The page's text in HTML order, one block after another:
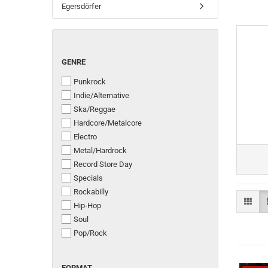
Egersdörfer
GENRE
GENRE
Punkrock
Indie/Alternative
Ska/Reggae
Hardcore/Metalcore
Electro
Metal/Hardrock
Record Store Day
Specials
Rockabilly
Hip-Hop
Soul
Pop/Rock